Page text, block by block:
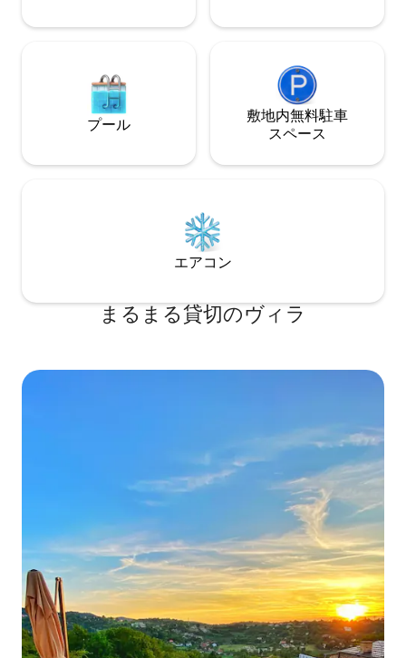
プール
敷地内無料駐⁠車
ス⁠ペ⁠ー⁠ス
エアコン
まるまる貸切のヴィラ